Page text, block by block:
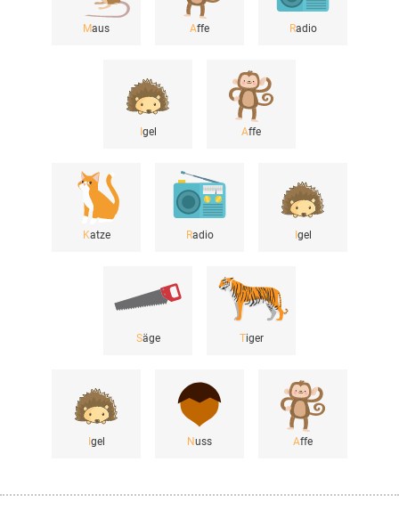
Maus Affe Radio
Igel Affe
Katze Radio Igel
Säge Tiger
Igel Nuss Affe